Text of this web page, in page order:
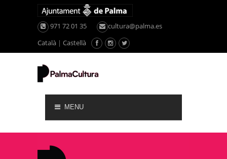
971 72 01 35
cultura@palma.es
Català | Castellà
MENU